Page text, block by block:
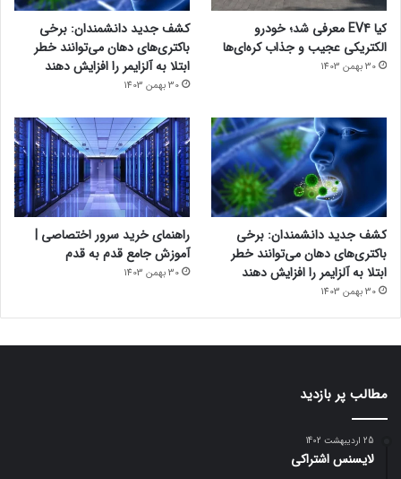
کیا EV4 معرفی شد؛ خودرو
الکتریکی عجیب و جذاب کره‌ای‌ها
30 بهمن 1403
کشف جدید دانشمندان: برخی
باکتری‌های دهان می‌توانند خطر
ابتلا به آلزایمر را افزایش دهند
30 بهمن 1403
کشف جدید دانشمندان: برخی
باکتری‌های دهان می‌توانند خطر
ابتلا به آلزایمر را افزایش دهند
30 بهمن 1403
راهنمای خرید سرور اختصاصی |
آموزش جامع قدم به قدم
30 بهمن 1403
مطالب پر بازدید
25 اردیبهشت 1402
لایسنس اشتراکی